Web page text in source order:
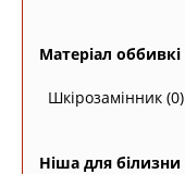
Матеріал оббивкі
Шкірозамінник (0)
Ніша для білизни